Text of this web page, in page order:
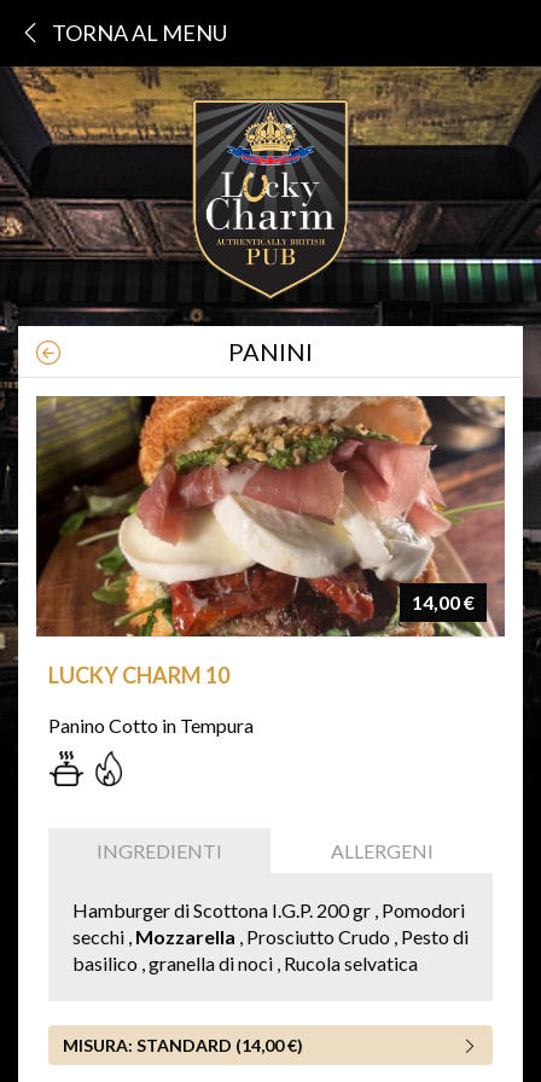
TORNA AL MENU
PANINI
14,00 €
LUCKY CHARM 10
Panino Cotto in Tempura
INGREDIENTI ALLERGENI
Hamburger di Scottona I.G.P. 200 gr , Pomodori
secchi , Mozzarella , Prosciutto Crudo , Pesto di
basilico , granella di noci , Rucola selvatica
MISURA: STANDARD (14,00 €)